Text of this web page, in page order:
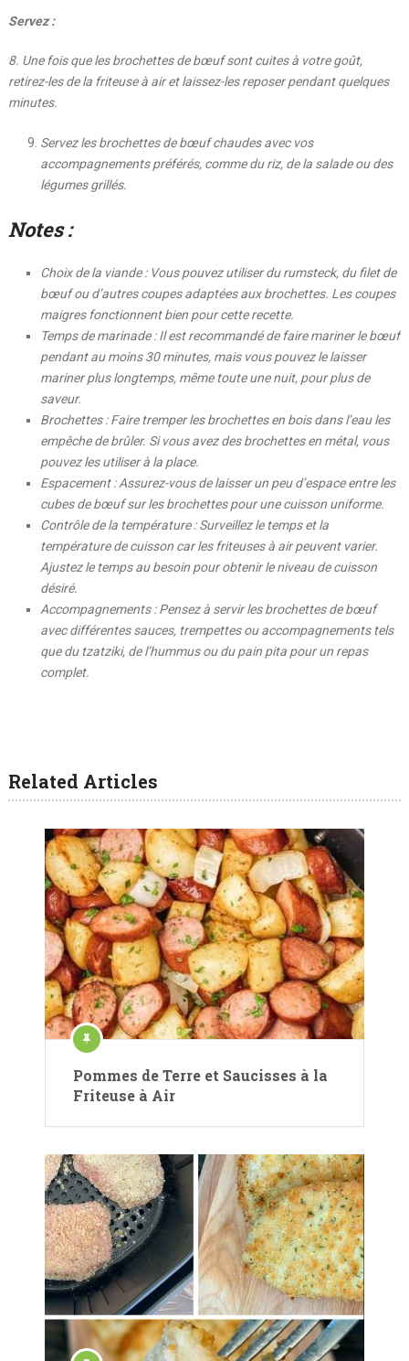
Servez :
8. Une fois que les brochettes de bœuf sont cuites à votre goût,
retirez-les de la friteuse à air et laissez-les reposer pendant quelques
minutes.
Servez les brochettes de bœuf chaudes avec vos
accompagnements préférés, comme du riz, de la salade ou des
légumes grillés.
Notes :
Choix de la viande : Vous pouvez utiliser du rumsteck, du filet de
bœuf ou d’autres coupes adaptées aux brochettes. Les coupes
maigres fonctionnent bien pour cette recette.
Temps de marinade : Il est recommandé de faire mariner le bœuf
pendant au moins 30 minutes, mais vous pouvez le laisser
mariner plus longtemps, même toute une nuit, pour plus de
saveur.
Brochettes : Faire tremper les brochettes en bois dans l’eau les
empêche de brûler. Si vous avez des brochettes en métal, vous
pouvez les utiliser à la place.
Espacement : Assurez-vous de laisser un peu d’espace entre les
cubes de bœuf sur les brochettes pour une cuisson uniforme.
Contrôle de la température : Surveillez le temps et la
température de cuisson car les friteuses à air peuvent varier.
Ajustez le temps au besoin pour obtenir le niveau de cuisson
désiré.
Accompagnements : Pensez à servir les brochettes de bœuf
avec différentes sauces, trempettes ou accompagnements tels
que du tzatziki, de l’hummus ou du pain pita pour un repas
complet.
Related Articles
Pommes de Terre et Saucisses à la
Friteuse à Air